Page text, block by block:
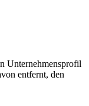
Unternehmensprofil
entfernt, den